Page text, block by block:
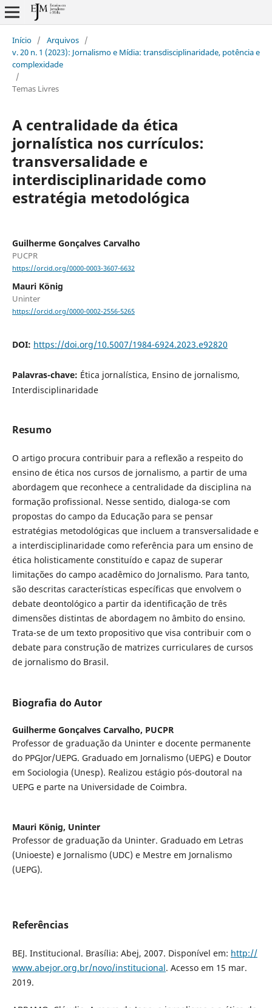
Início / Arquivos /
v. 20 n. 1 (2023): Jornalismo e Mídia: transdisciplinaridade, potência e
complexidade
/
Temas Livres
A centralidade da ética
jornalística nos currículos:
transversalidade e
interdisciplinaridade como
estratégia metodológica
Guilherme Gonçalves Carvalho
PUCPR
https://orcid.org/0000-0003-3607-6632
Mauri König
Uninter
https://orcid.org/0000-0002-2556-5265
DOI: https://doi.org/10.5007/1984-6924.2023.e92820
Palavras-chave: Ética jornalística, Ensino de jornalismo,
Interdisciplinaridade
Resumo
O artigo procura contribuir para a reflexão a respeito do
ensino de ética nos cursos de jornalismo, a partir de uma
abordagem que reconhece a centralidade da disciplina na
formação profissional. Nesse sentido, dialoga-se com
propostas do campo da Educação para se pensar
estratégias metodológicas que incluem a transversalidade e
a interdisciplinaridade como referência para um ensino de
ética holisticamente constituído e capaz de superar
limitações do campo acadêmico do Jornalismo. Para tanto,
são descritas características específicas que envolvem o
debate deontológico a partir da identificação de três
dimensões distintas de abordagem no âmbito do ensino.
Trata-se de um texto propositivo que visa contribuir com o
debate para construção de matrizes curriculares de cursos
de jornalismo do Brasil.
Biografia do Autor
Guilherme Gonçalves Carvalho, PUCPR
Professor de graduação da Uninter e docente permanente
do PPGJor/UEPG. Graduado em Jornalismo (UEPG) e Doutor
em Sociologia (Unesp). Realizou estágio pós-doutoral na
UEPG e parte na Universidade de Coimbra.
Mauri König, Uninter
Professor de graduação da Uninter. Graduado em Letras
(Unioeste) e Jornalismo (UDC) e Mestre em Jornalismo
(UEPG).
Referências
BEJ. Institucional. Brasília: Abej, 2007. Disponível em: http://
www.abejor.org.br/novo/institucional. Acesso em 15 mar.
2019.